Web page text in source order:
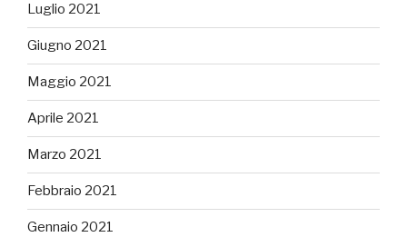
Luglio 2021
Giugno 2021
Maggio 2021
Aprile 2021
Marzo 2021
Febbraio 2021
Gennaio 2021